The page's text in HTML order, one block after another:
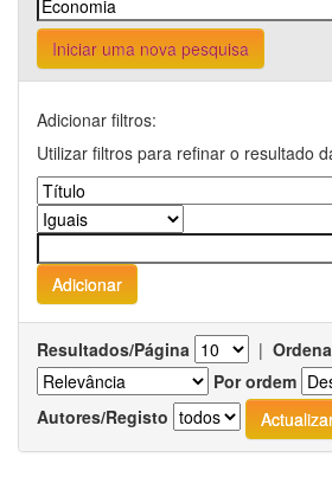
Iniciar uma nova pesquisa
Adicionar filtros:
Utilizar filtros para refinar o resultado
Resultados/Página |
Por ordem
Autores/Registo